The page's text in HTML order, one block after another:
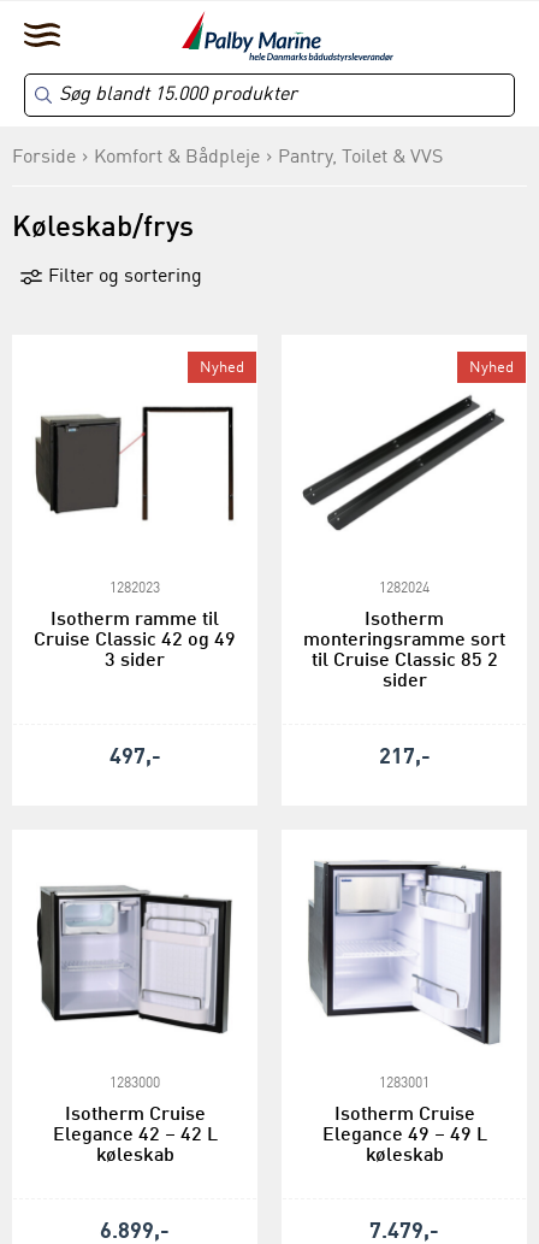
Forside Komfort & Bådpleje Pantry, Toilet & VVS
Køleskab/frys
Filter og sortering
Nyhed
1282023
Isotherm ramme til
Cruise Classic 42 og 49
3 sider
497,-
Nyhed
1282024
Isotherm
monteringsramme sort
til Cruise Classic 85 2
sider
217,-
1283000
Isotherm Cruise
Elegance 42 – 42 L
køleskab
6.899,-
1283001
Isotherm Cruise
Elegance 49 – 49 L
køleskab
7.479,-